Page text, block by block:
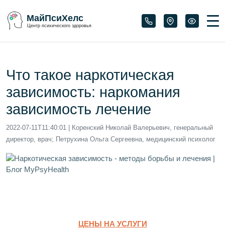
МайПсиХелс
Центр психического здоровья
Что такое наркотическая
зависимость: наркомания
зависимость лечение
2022-07-11T11:40:01
| Коренский Николай Валерьевич, генеральный
директор, врач; Петрухина Ольга Сергеевна, медицинский психолог
ЦЕНЫ НА УСЛУГИ